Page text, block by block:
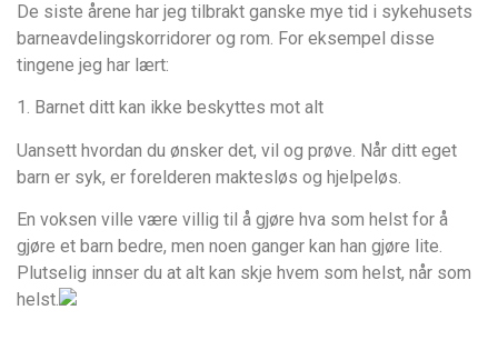
De siste årene har jeg tilbrakt ganske mye tid i sykehusets
barneavdelingskorridorer og rom. For eksempel disse
tingene jeg har lært:
1. Barnet ditt kan ikke beskyttes mot alt
Uansett hvordan du ønsker det, vil og prøve. Når ditt eget
barn er syk, er forelderen maktesløs og hjelpeløs.
En voksen ville være villig til å gjøre hva som helst for å
gjøre et barn bedre, men noen ganger kan han gjøre lite.
Plutselig innser du at alt kan skje hvem som helst, når som
helst.